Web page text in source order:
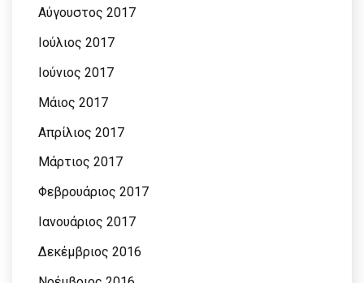
Αύγουστος 2017
Ιούλιος 2017
Ιούνιος 2017
Μάιος 2017
Απρίλιος 2017
Μάρτιος 2017
Φεβρουάριος 2017
Ιανουάριος 2017
Δεκέμβριος 2016